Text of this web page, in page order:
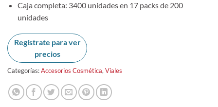
Caja completa: 3400 unidades en 17 packs de 200
unidades
Regístrate para ver
precios
Categorías:Accesorios Cosmética, Viales